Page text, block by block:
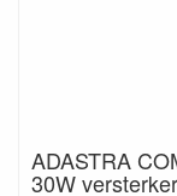
ADASTRA
30W versterker